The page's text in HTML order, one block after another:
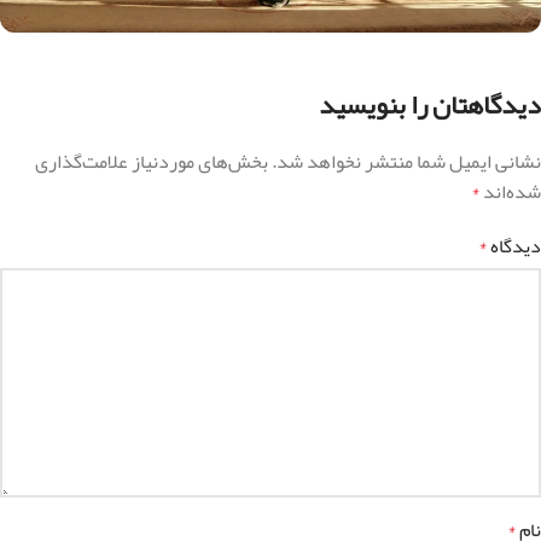
دیدگاهتان را بنویسید
نشانی ایمیل شما منتشر نخواهد شد.بخش‌های موردنیاز علامت‌گذاری
شده‌اند*
دیدگاه*
نام*